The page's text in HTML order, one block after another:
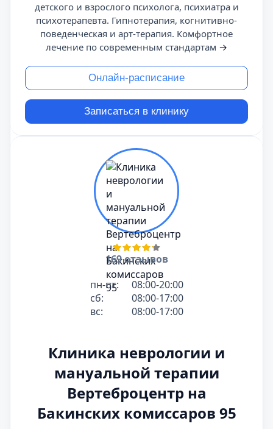
детского и взрослого психолога, психиатра и
психотерапевта. Гипнотерапия, когнитивно-
поведенческая и арт-терапия. Комфортное
лечение по современным стандартам →
Онлайн-расписание
Записаться в клинику
169 отзывов
пн-пт:
08:00-20:00
сб:
08:00-17:00
вс:
08:00-17:00
Клиника неврологии и
мануальной терапии
Вертеброцентр на
Бакинских комиссаров 95